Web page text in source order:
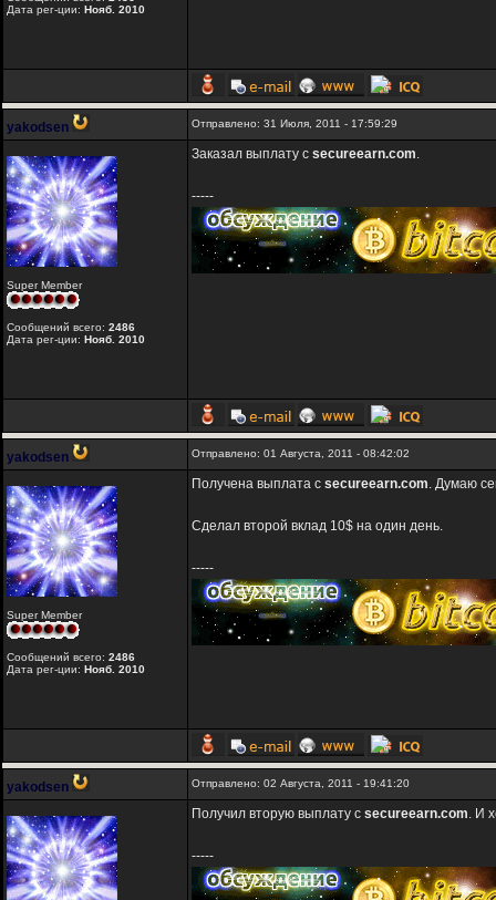
Дата рег-ции: Нояб. 2010
yakodsen Отправлено: 31 Июля, 2011 - 17:59:29
Super Member
Сообщений всего: 2486
Дата рег-ции: Нояб. 2010
Заказал выплату с secureearn.com.
-----
yakodsen Отправлено: 01 Августа, 2011 - 08:42:02
Super Member
Сообщений всего: 2486
Дата рег-ции: Нояб. 2010
Получена выплата с secureearn.com. Думаю
Сделал второй вклад 10$ на один день.
-----
yakodsen Отправлено: 02 Августа, 2011 - 19:41:20
Получил вторую выплату с secureearn.com. И
-----